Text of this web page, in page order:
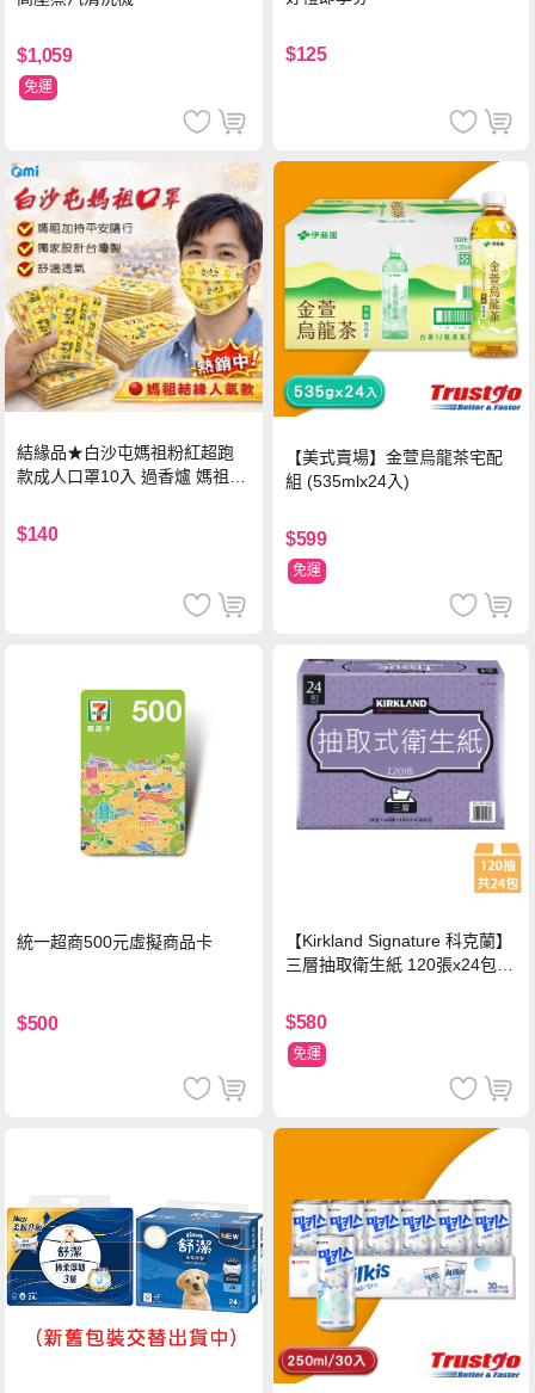
$1,059
免運
$125
結緣品★白沙屯媽祖粉紅超跑
款成人口罩10入 過香爐 媽祖加
$140
【美式賣場】金萱烏龍茶宅配
組 (535mlx24入)
$599
免運
統一超商500元虛擬商品卡
$500
【Kirkland Signature 科克蘭】
三層抽取衛生紙 120張x24包x1
$580
免運